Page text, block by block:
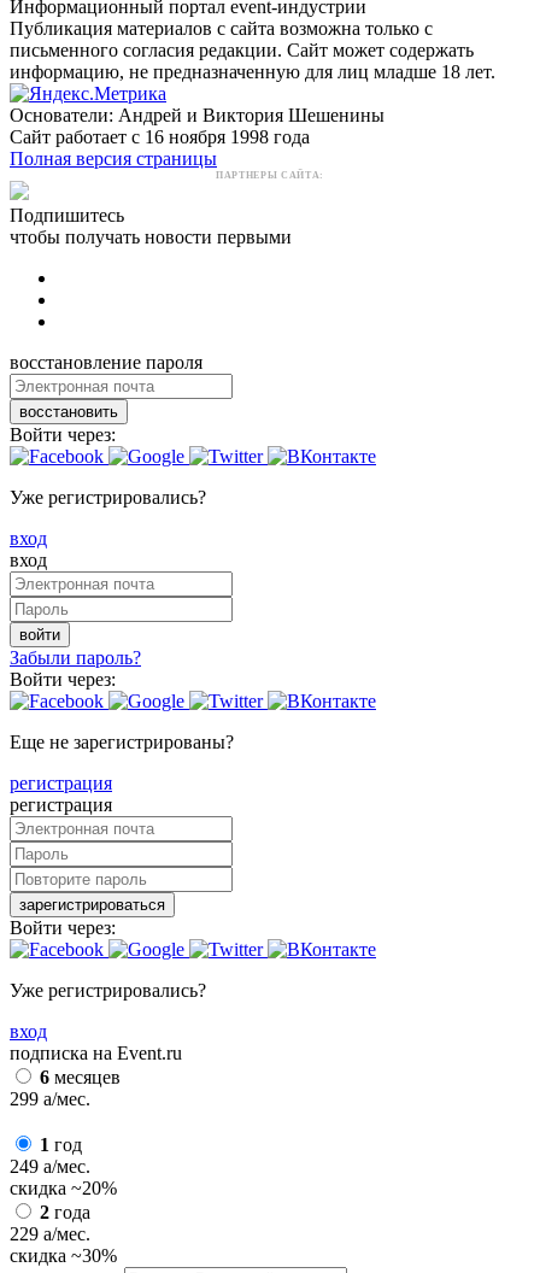
Информационный портал event-индустрии
Публикация материалов с сайта возможна только с
письменного согласия редакции. Сайт может содержать
информацию, не предназначенную для лиц младше 18 лет.
Основатели: Андрей и Виктория Шешенины
Сайт работает с 16 ноября 1998 года
Полная версия страницы
ПАРТНЕРЫ САЙТА:
Подпишитесь
чтобы получать новости первыми
восстановление пароля
восстановить
Войти через:
Уже регистрировались?
вход
вход
войти
Забыли пароль?
Войти через:
Еще не зарегистрированы?
регистрация
регистрация
зарегистрироваться
Войти через:
Уже регистрировались?
вход
подписка на Event.ru
6 месяцев
299 a/мес.
1 год
249 a/мес.
скидка ~20%
2 года
229 a/мес.
скидка ~30%